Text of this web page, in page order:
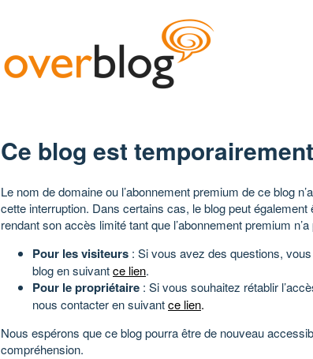
Ce blog est
Le nom de domaine ou l’abonnement premium de ce blog
cette interruption. Dans certains cas, le blog peut
rendant son accès limité tant que l’abonnement premium
Pour les visiteurs : Si vous avez des questions,
blog en suivantce lien.
Pour le propriétaire : Si vous souhaitez rétablir
nous contacter en suivantce lien.
Nous espérons que ce blog pourra être de nouveau
compréhension.